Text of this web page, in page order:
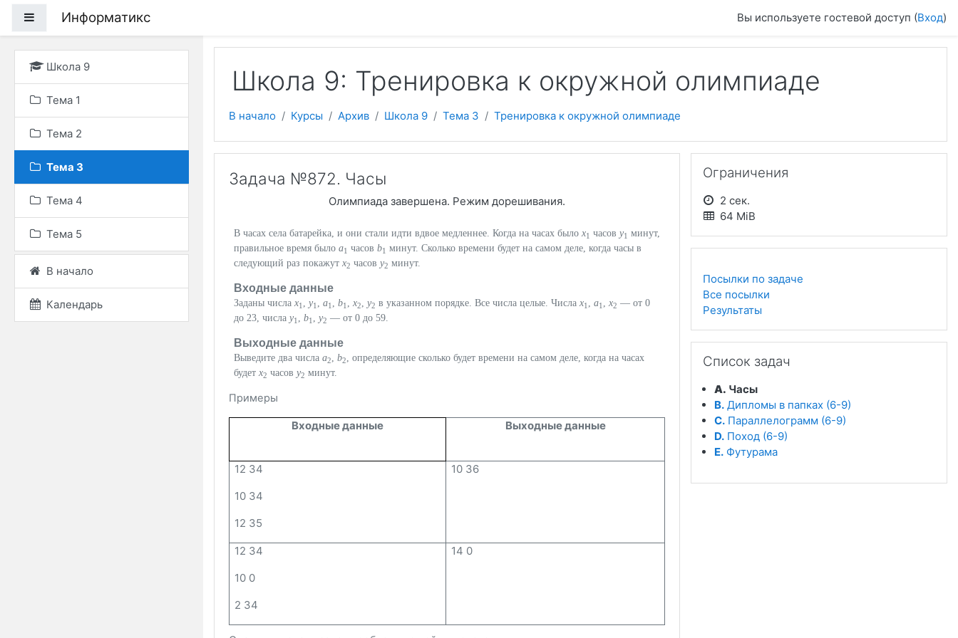
Боковая панель
Информатикс Вы используете гостевой доступ (Вход)
Школа 9
Тема 1
Тема 2
Тема 3
Тема 4
Тема 5
В начало
Календарь
Школа 9: Тренировка к окружной олимпиаде
В начало Курсы Архив Школа 9 Тема 3 Тренировка к окружной олимпиаде
Задача №872. Часы
Олимпиада завершена. Режим дорешивания.
В часах села батарейка, и они стали идти вдвое медленнее. Когда на часах было x1 часов y1
минут,
правильное время было a1 часов b1
минут. Сколько времени будет на самом деле, когда часы в
следующий раз покажут x2 часов y2 минут.
Входные данные
Заданы числа x1 , y1 , a1 , b1 , x2, y2 в указанном порядке. Все числа целые. Числа x1 , a1 , x2 — от 0
до 23, числа y1 , b1 , y2 — от 0 до 59.
Выходные данные
Выведите два числа a2, b2, определяющие сколько будет времени на самом деле, когда на часах
будет x2 часов y2 минут.
Примеры
Входные данные Выходные данные
12 34
10 34
12 35
10 36
12 34
10 0
2 34
14 0
Ограничения
2 сек.
64 MiB
Посылки по задаче
Все посылки
Результаты
Список задач
A. Часы
B. Дипломы в папках (6-9)
C. Параллелограмм (6-9)
D. Поход (6-9)
E. Футурама